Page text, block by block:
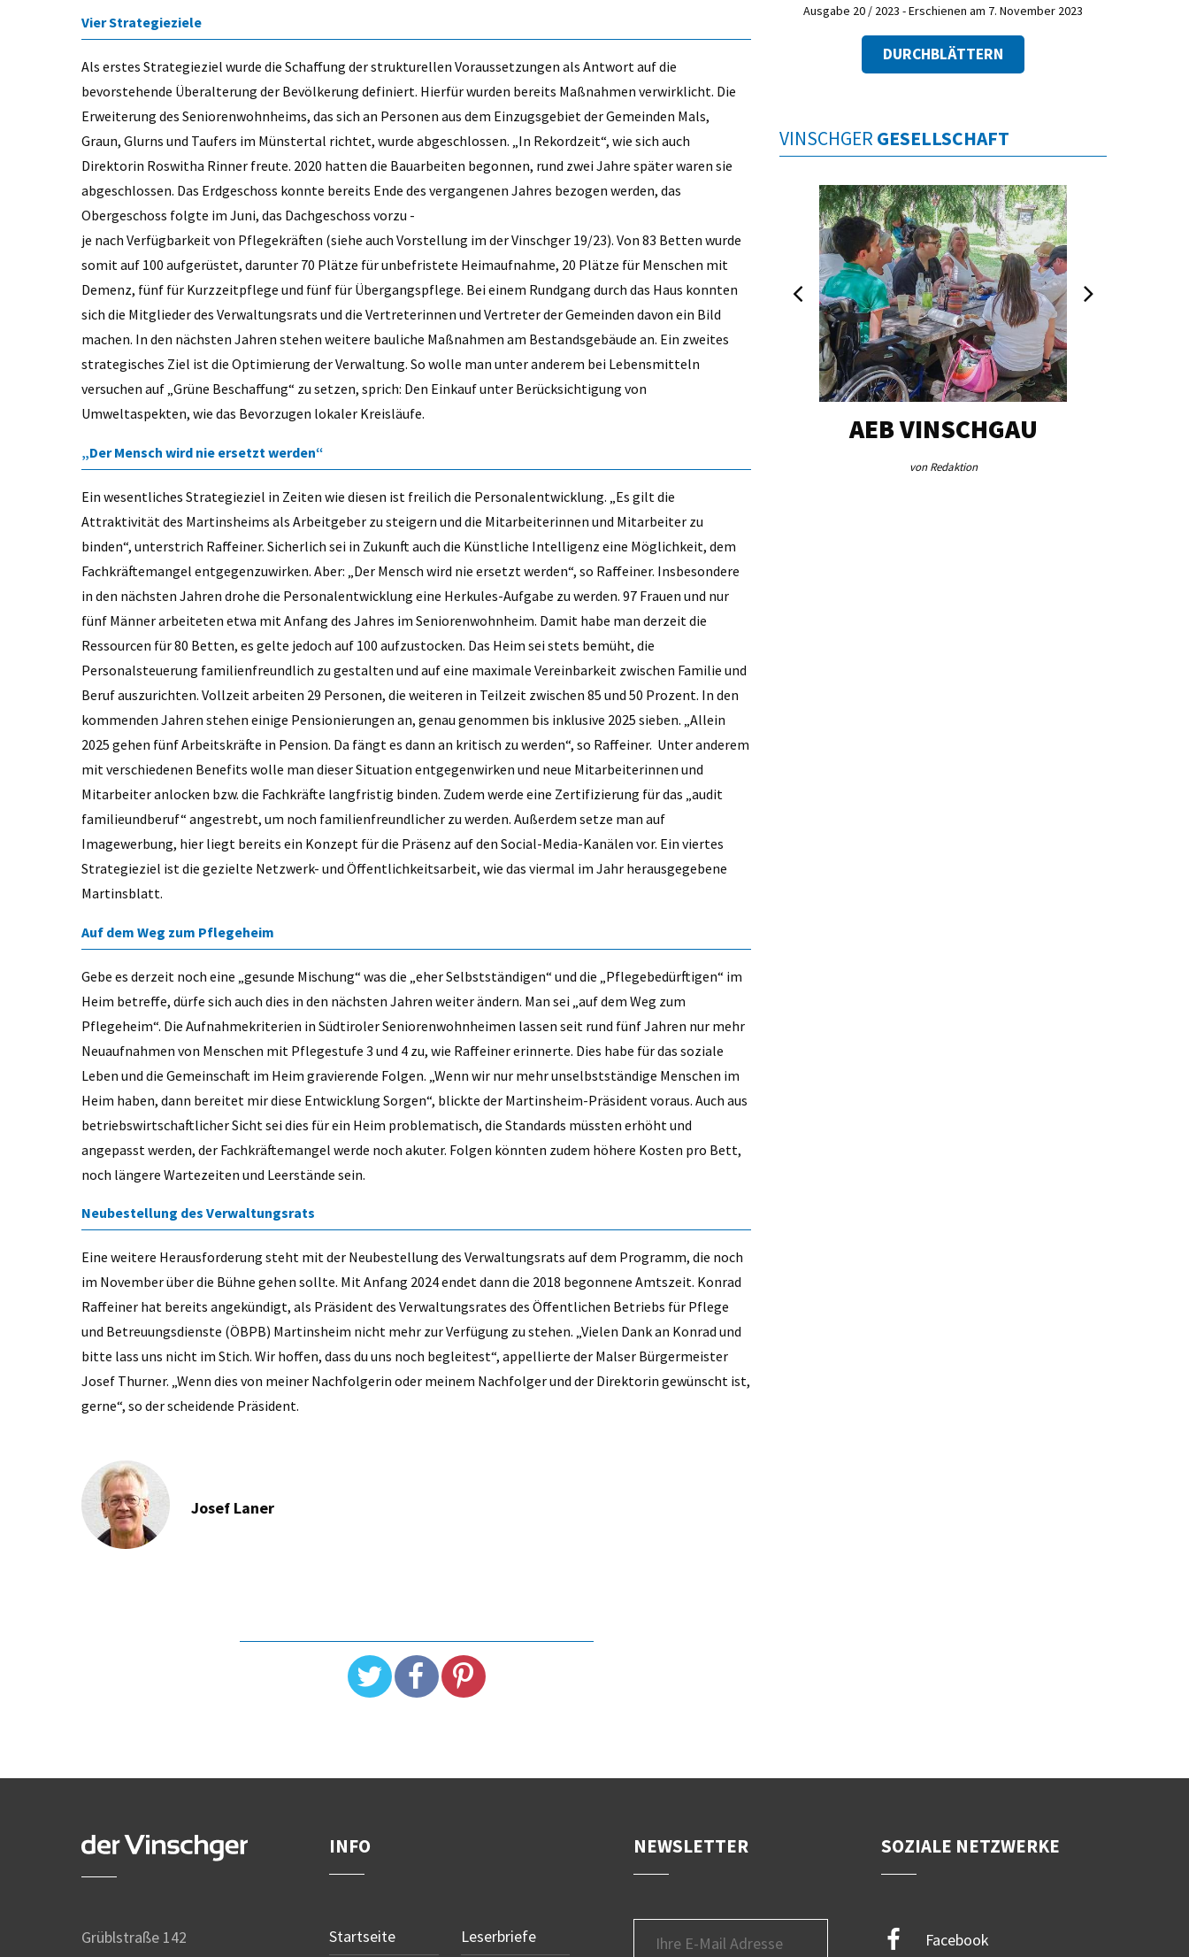
Vier Strategieziele
Als erstes Strategieziel wurde die Schaffung der strukturellen Voraussetzungen als Antwort auf die
bevorstehende Überalterung der Bevölkerung definiert. Hierfür wurden bereits Maßnahmen verwirklicht. Die
Erweiterung des Seniorenwohnheims, das sich an Personen aus dem Einzugsgebiet der Gemeinden Mals,
Graun, Glurns und Taufers im Münstertal richtet, wurde abgeschlossen. „In Rekordzeit“, wie sich auch
Direktorin Roswitha Rinner freute. 2020 hatten die Bauarbeiten begonnen, rund zwei Jahre später waren sie
abgeschlossen. Das Erdgeschoss konnte bereits Ende des vergangenen Jahres bezogen werden, das
Obergeschoss folgte im Juni, das Dachgeschoss vorzu -
je nach Verfügbarkeit von Pflegekräften (siehe auch Vorstellung im der Vinschger 19/23). Von 83 Betten wurde
somit auf 100 aufgerüstet, darunter 70 Plätze für unbefristete Heimaufnahme, 20 Plätze für Menschen mit
Demenz, fünf für Kurzzeitpflege und fünf für Übergangspflege. Bei einem Rundgang durch das Haus konnten
sich die Mitglieder des Verwaltungsrats und die Vertreterinnen und Vertreter der Gemeinden davon ein Bild
machen. In den nächsten Jahren stehen weitere bauliche Maßnahmen am Bestandsgebäude an. Ein zweites
strategisches Ziel ist die Optimierung der Verwaltung. So wolle man unter anderem bei Lebensmitteln
versuchen auf „Grüne Beschaffung“ zu setzen, sprich: Den Einkauf unter Berücksichtigung von
Umweltaspekten, wie das Bevorzugen lokaler Kreisläufe.
„Der Mensch wird nie ersetzt werden“
Ein wesentliches Strategieziel in Zeiten wie diesen ist freilich die Personalentwicklung. „Es gilt die
Attraktivität des Martinsheims als Arbeitgeber zu steigern und die Mitarbeiterinnen und Mitarbeiter zu
binden“, unterstrich Raffeiner. Sicherlich sei in Zukunft auch die Künstliche Intelligenz eine Möglichkeit, dem
Fachkräftemangel entgegenzuwirken. Aber: „Der Mensch wird nie ersetzt werden“, so Raffeiner. Insbesondere
in den nächsten Jahren drohe die Personalentwicklung eine Herkules-Aufgabe zu werden. 97 Frauen und nur
fünf Männer arbeiteten etwa mit Anfang des Jahres im Seniorenwohnheim. Damit habe man derzeit die
Ressourcen für 80 Betten, es gelte jedoch auf 100 aufzustocken. Das Heim sei stets bemüht, die
Personalsteuerung familienfreundlich zu gestalten und auf eine maximale Vereinbarkeit zwischen Familie und
Beruf auszurichten. Vollzeit arbeiten 29 Personen, die weiteren in Teilzeit zwischen 85 und 50 Prozent. In den
kommenden Jahren stehen einige Pensionierungen an, genau genommen bis inklusive 2025 sieben. „Allein
2025 gehen fünf Arbeitskräfte in Pension. Da fängt es dann an kritisch zu werden“, so Raffeiner. Unter anderem
mit verschiedenen Benefits wolle man dieser Situation entgegenwirken und neue Mitarbeiterinnen und
Mitarbeiter anlocken bzw. die Fachkräfte langfristig binden. Zudem werde eine Zertifizierung für das „audit
familieundberuf“ angestrebt, um noch familienfreundlicher zu werden. Außerdem setze man auf
Imagewerbung, hier liegt bereits ein Konzept für die Präsenz auf den Social-Media-Kanälen vor. Ein viertes
Strategieziel ist die gezielte Netzwerk- und Öffentlichkeitsarbeit, wie das viermal im Jahr herausgegebene
Martinsblatt.
Auf dem Weg zum Pflegeheim
Gebe es derzeit noch eine „gesunde Mischung“ was die „eher Selbstständigen“ und die „Pflegebedürftigen“ im
Heim betreffe, dürfe sich auch dies in den nächsten Jahren weiter ändern. Man sei „auf dem Weg zum
Pflegeheim“. Die Aufnahmekriterien in Südtiroler Seniorenwohnheimen lassen seit rund fünf Jahren nur mehr
Neuaufnahmen von Menschen mit Pflegestufe 3 und 4 zu, wie Raffeiner erinnerte. Dies habe für das soziale
Leben und die Gemeinschaft im Heim gravierende Folgen. „Wenn wir nur mehr unselbstständige Menschen im
Heim haben, dann bereitet mir diese Entwicklung Sorgen“, blickte der Martinsheim-Präsident voraus. Auch aus
betriebswirtschaftlicher Sicht sei dies für ein Heim problematisch, die Standards müssten erhöht und
angepasst werden, der Fachkräftemangel werde noch akuter. Folgen könnten zudem höhere Kosten pro Bett,
noch längere Wartezeiten und Leerstände sein.
Neubestellung des Verwaltungsrats
Eine weitere Herausforderung steht mit der Neubestellung des Verwaltungsrats auf dem Programm, die noch
im November über die Bühne gehen sollte. Mit Anfang 2024 endet dann die 2018 begonnene Amtszeit. Konrad
Raffeiner hat bereits angekündigt, als Präsident des Verwaltungsrates des Öffentlichen Betriebs für Pflege
und Betreuungsdienste (ÖBPB) Martinsheim nicht mehr zur Verfügung zu stehen. „Vielen Dank an Konrad und
bitte lass uns nicht im Stich. Wir hoffen, dass du uns noch begleitest“, appellierte der Malser Bürgermeister
Josef Thurner. „Wenn dies von meiner Nachfolgerin oder meinem Nachfolger und der Direktorin gewünscht ist,
gerne“, so der scheidende Präsident.
Josef Laner
Ausgabe 20 / 2023 - Erschienen am 7. November 2023
DURCHBLÄTTERN
VINSCHGER GESELLSCHAFT
von Michael Andres
AEB VINSCHGAU
von Redaktion
Grüblstraße 142
INFO
Startseite Leserbriefe
NEWSLETTER SOZIALE NETZWERKE
Facebook